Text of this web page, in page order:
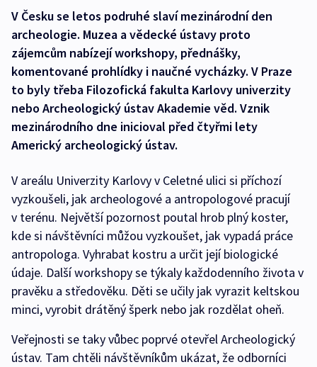
V Česku se letos podruhé slaví mezinárodní den
archeologie. Muzea a vědecké ústavy proto
zájemcům nabízejí workshopy, přednášky,
komentované prohlídky i naučné vycházky. V Praze
to byly třeba Filozofická fakulta Karlovy univerzity
nebo Archeologický ústav Akademie věd. Vznik
mezinárodního dne inicioval před čtyřmi lety
Americký archeologický ústav.
V areálu Univerzity Karlovy v Celetné ulici si příchozí
vyzkoušeli, jak archeologové a antropologové pracují
v terénu. Největší pozornost poutal hrob plný koster,
kde si návštěvníci můžou vyzkoušet, jak vypadá práce
antropologa. Vyhrabat kostru a určit její biologické
údaje. Další workshopy se týkaly každodenního života v
pravěku a středověku. Děti se učily jak vyrazit keltskou
minci, vyrobit drátěný šperk nebo jak rozdělat oheň.
Veřejnosti se taky vůbec poprvé otevřel Archeologický
ústav. Tam chtěli návštěvníkům ukázat, že odborníci